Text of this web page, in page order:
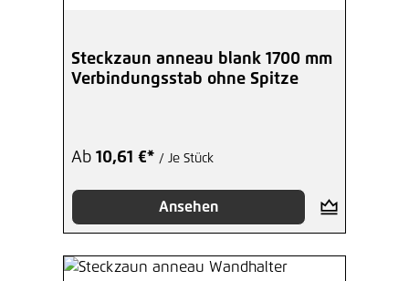
Steckzaun anneau blank 1700 mm
Verbindungsstab ohne Spitze
Ab 10,61 €* / Je Stück
Ansehen